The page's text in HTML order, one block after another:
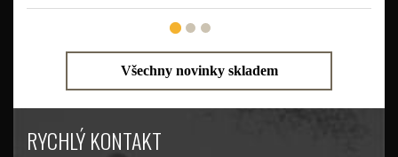
Všechny novinky skladem
RYCHLÝ KONTAKT